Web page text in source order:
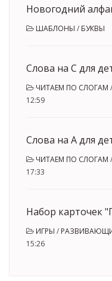
Новогодний
ШАБЛОНЫ / БУКВЫ
Слова на С для
ЧИТАЕМ ПО СЛОГАМ /
12:59
Слова на А для
ЧИТАЕМ ПО СЛОГАМ /
17:33
Набор карточек
ИГРЫ /
15:26